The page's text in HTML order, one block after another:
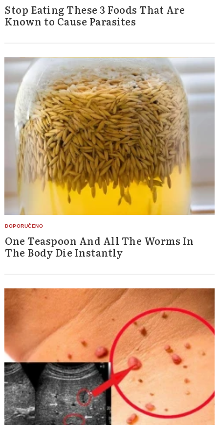
Stop Eating These 3 Foods That Are
Known to Cause Parasites
One Teaspoon And All The Worms In
The Body Die Instantly